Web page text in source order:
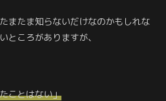
またま知らないだけなのかもしれな
ところがありますが、
ことはない」